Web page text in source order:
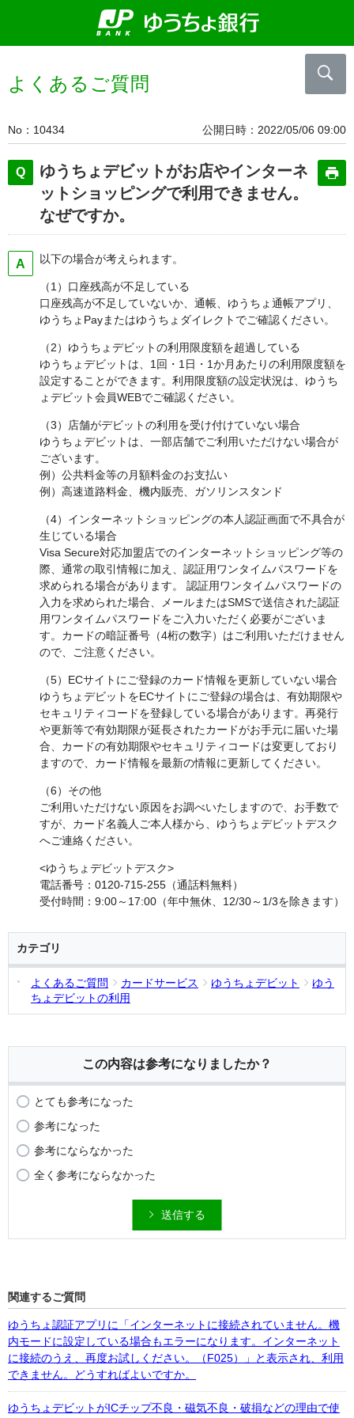
よくあるご質問
No 10434 公開日時 2022/05/06 09:00
ゆうちょデビットがお店やインターネ
ットショッピングで利用できません。
なぜですか。
以下の場合が考えられます。
（1）口座残高が不足している
口座残高が不足していないか、通帳、ゆうちょ通帳アプリ、
ゆうちょPayまたはゆうちょダイレクトでご確認ください。
（2）ゆうちょデビットの利用限度額を超過している
ゆうちょデビットは、1回・1日・1か月あたりの利用限度額を
設定することができます。利用限度額の設定状況は、ゆうち
ょデビット会員WEBでご確認ください。
（3）店舗がデビットの利用を受け付けていない場合
ゆうちょデビットは、一部店舗でご利用いただけない場合が
ございます。
例）公共料金等の月額料金のお支払い
例）高速道路料金、機内販売、ガソリンスタンド
（4）インターネットショッピングの本人認証画面で不具合が
生じている場合
Visa Secure対応加盟店でのインターネットショッピング等の
際、通常の取引情報に加え、認証用ワンタイムパスワードを
求められる場合があります。 認証用ワンタイムパスワードの
入力を求められた場合、メールまたはSMSで送信された認証
用ワンタイムパスワードをご入力いただく必要がございま
す。カードの暗証番号（4桁の数字）はご利用いただけません
ので、ご注意ください。
（5）ECサイトにご登録のカード情報を更新していない場合
ゆうちょデビットをECサイトにご登録の場合は、有効期限や
セキュリティコードを登録している場合があります。再発行
や更新等で有効期限が延長されたカードがお手元に届いた場
合、カードの有効期限やセキュリティコードは変更しており
ますので、カード情報を最新の情報に更新してください。
（6）その他
ご利用いただけない原因をお調べいたしますので、お手数で
すが、カード名義人ご本人様から、ゆうちょデビットデスク
へご連絡ください。
<ゆうちょデビットデスク>
電話番号：0120-715-255（通話料無料）
受付時間：9:00～17:00（年中無休、12/30～1/3を除きます）
カテゴリ
よくあるご質問 カードサービス ゆうちょデビット
ゆう
ちょデビットの利用
この内容は参考になりましたか？
とても参考になった
参考になった
参考にならなかった
全く参考にならなかった
送信する
関連するご質問
ゆうちょ認証アプリに「インターネットに接続されていません。機
内モードに設定している場合もエラーになります。インターネット
に接続のうえ、再度お試しください。（F025）」と表示され、利用
できません。どうすればよいですか。
ゆうちょデビットがICチップ不良・磁気不良・破損などの理由で使